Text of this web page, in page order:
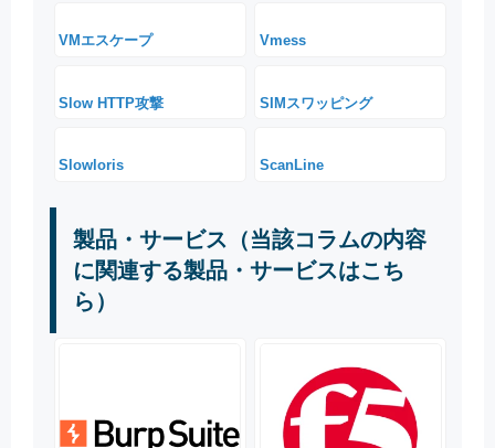
VMエスケープ Vmess
Slow HTTP攻撃 SIMスワッピング
Slowloris ScanLine
製品・サービス（当該コラムの内容
に関連する製品・サービスはこち
ら）